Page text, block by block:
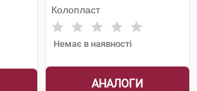
Колопласт
Немає в наявності
АНАЛОГИ